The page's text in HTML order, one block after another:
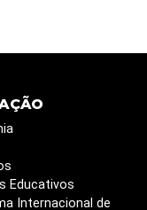
Educativos
Internacional de